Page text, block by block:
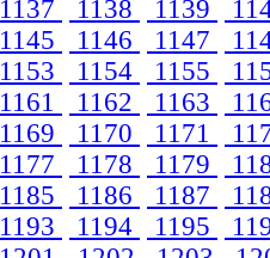
1137
1138 1139
1145
1146 1147
1153
1154 1155
1161
1162 1163
1169
1170 1171
1177
1178 1179
1185
1186 1187
1193
1194 1195